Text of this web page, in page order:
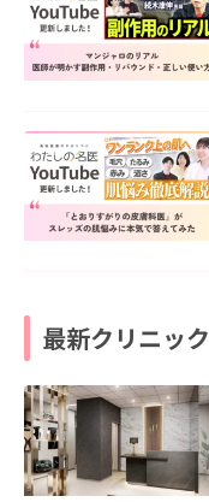
最新クリニック